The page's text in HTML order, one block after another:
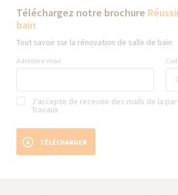
Téléchargez notre brochure
bain
Tout savoir sur la rénovation de salle de bain
Adresse e-mail
J’accepte de recevoir des mails de la
Travaux
TÉLÉCHARGER